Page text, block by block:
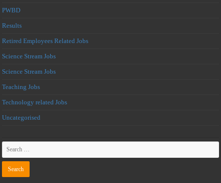
PWBD
Results
Retired Employees Related Jobs
Science Stream Jobs
Science Stream Jobs
Teaching Jobs
Technology related Jobs
Uncategorised